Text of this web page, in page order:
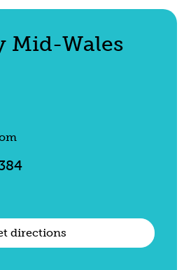
Mid-Wales
directions